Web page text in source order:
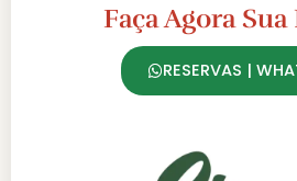
Faça Agora Sua
RESERVAS |